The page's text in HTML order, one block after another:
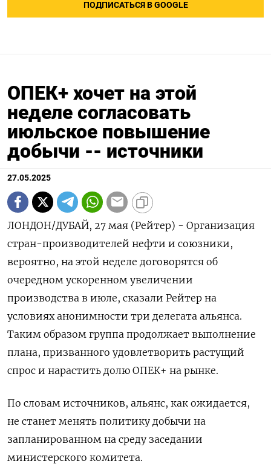
ПОДПИСАТЬСЯ В GOOGLE
ОПЕК+ хочет на этой
неделе согласовать
июльское повышение
добычи -- источники
27.05.2025
ЛОНДОН/ДУБАЙ, 27 мая (Рейтер) - Организация
стран-производителей нефти и союзники,
вероятно, на этой неделе договорятся об
очередном ускоренном увеличении
производства в июле, сказали Рейтер на
условиях анонимности три делегата альянса.
Таким образом группа продолжает выполнение
плана, призванного удовлетворить растущий
спрос и нарастить долю ОПЕК+ на рынке.
По словам источников, альянс, как ожидается,
не станет менять политику добычи на
запланированном на среду заседании
министерского комитета.